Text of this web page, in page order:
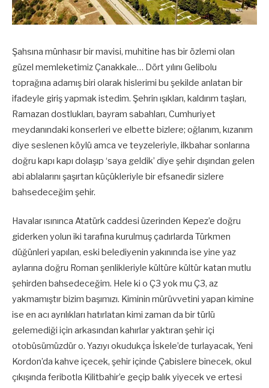
Şahsına münhasır bir mavisi, muhitine has bir özlemi olan
güzel memleketimiz Çanakkale… Dört yılını Gelibolu
toprağına adamış biri olarak hislerimi bu şekilde anlatan bir
ifadeyle giriş yapmak istedim. Şehrin ışıkları, kaldırım taşları,
Ramazan dostlukları, bayram sabahları, Cumhuriyet
meydanındaki konserleri ve elbette bizlere; oğlanım, kızanım
diye seslenen köylü amca ve teyzeleriyle, ilkbahar sonlarına
doğru kapı kapı dolaşıp ‘saya geldik’ diye şehir dışından gelen
abi ablalarını şaşırtan küçükleriyle bir efsanedir sizlere
bahsedeceğim şehir.
Havalar ısınınca Atatürk caddesi üzerinden Kepez’e doğru
giderken yolun iki tarafına kurulmuş çadırlarda Türkmen
düğünleri yapılan, eski belediyenin yakınında ise yine yaz
aylarına doğru Roman şenlikleriyle kültüre kültür katan mutlu
şehirden bahsedeceğim. Hele ki o Ç3 yok mu Ç3, az
yakmamıştır bizim başımızı. Kiminin mürüvvetini yapan kimine
ise en acı ayrılıkları hatırlatan kimi zaman da bir türlü
gelemediği için arkasından kahırlar yaktıran şehir içi
otobüsümüzdür o. Yazıyı okudukça İskele’de turlayacak, Yeni
Kordon’da kahve içecek, şehir içinde Çabislere binecek, okul
çıkışında feribotla Kilitbahir’e geçip balık yiyecek ve ertesi